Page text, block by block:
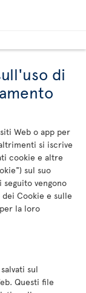
di
Web o app per
si iscrive
cookie e altre
sul suo
vengono
Cookie e sulle
la loro
sul
Questi file